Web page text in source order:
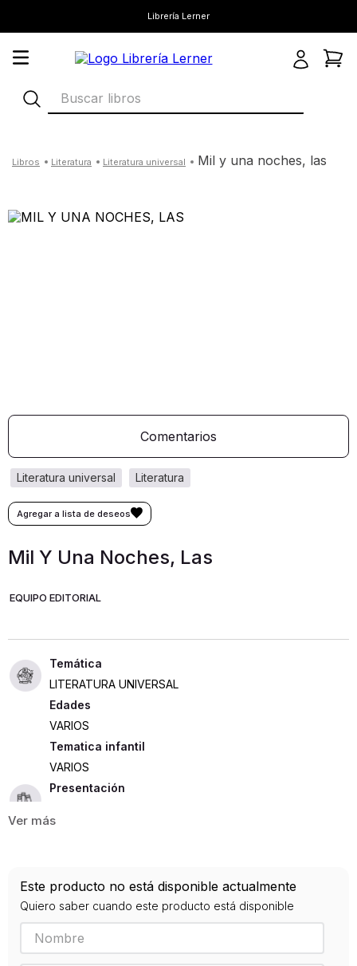
Librería Lerner
Buscar libros
literatura literatura universal mil y una noches, las
Comentarios
literatura
literatura universal
Mil Y Una Noches, Las
EQUIPO EDITORIAL
LITERATURA UNIVERSAL
Edades
VARIOS
Tematica infantil
VARIOS
Presentación
9788417430481
Editorial
ALMA
Año de publicación
Este producto no está disponible actualmente
Quiero saber cuando este producto está disponible